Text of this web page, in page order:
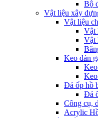
Bộ
Vật liệu xây
Vật liệu
Vật
Vật
Keo dán
Đá ốp hồ
Đá
Công cụ,
Acrylic